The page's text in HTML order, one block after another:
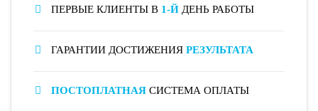
ПЕРВЫЕ КЛИЕНТЫ В 1-Й ДЕНЬ РАБОТЫ
ГАРАНТИИ ДОСТИЖЕНИЯ РЕЗУЛЬТАТА
ПОСТОПЛАТНАЯ СИСТЕМА ОПЛАТЫ